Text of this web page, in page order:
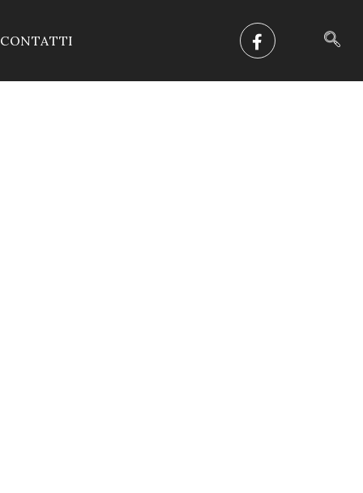
CONTATTI